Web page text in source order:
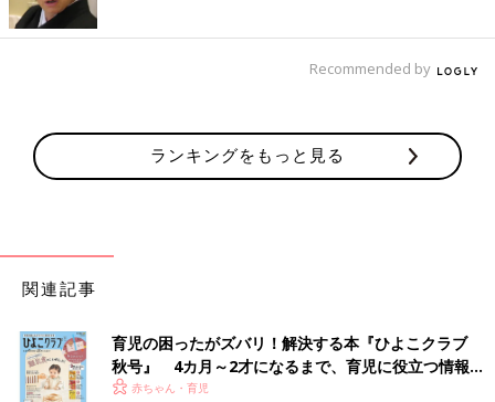
Recommended by
ランキングをもっと見る
関連記事
育児の困ったがズバリ！解決する本『ひよこクラブ
秋号』 4カ月～2才になるまで、育児に役立つ情報が
いっぱい！
赤ちゃん・育児